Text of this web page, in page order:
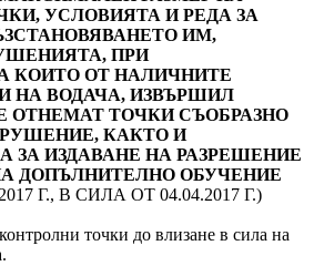
УСЛОВИЯТА И РЕДА ЗА
ИМ,
ПРИ
КОИТО ОТ НАЛИЧНИТЕ
НА ВОДАЧА, ИЗВЪРШИЛ
ОТНЕМАТ ТОЧКИ СЪОБРАЗНО
КАКТО И
ЗА ИЗДАВАНЕ НА РАЗРЕШЕНИЕ
ДОПЪЛНИТЕЛНО ОБУЧЕНИЕ
Г., В СИЛА ОТ 04.04.2017 Г.)
точки до влизане в сила на